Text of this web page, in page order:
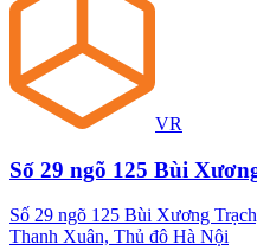
VR
Số 29 ngõ 125 Bùi
Số 29 ngõ 125 Bùi Xương
Thanh Xuân, Thủ đô Hà Nội